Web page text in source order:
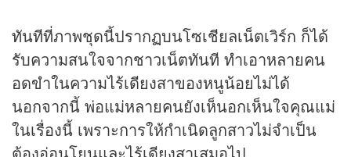
ทันทีที่ภาพชุดนี้ปรากฏบนโซเชียลเน็ตเวิร์ก ก็ได้
รับความสนใจจากชาวเน็ตทันที ทำเอาหลายคน
อดขำในความไร้เดียงสาของหนูน้อยไม่ได้
นอกจากนี้ พ่อแม่หลายคนยังเห็นอกเห็นใจคุณแม่
ในเรื่องนี้ เพราะการให้กำเนิดลูกสาวไม่จำเป็น